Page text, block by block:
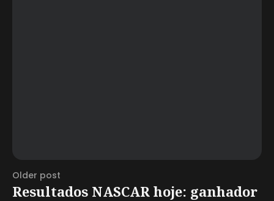
Older post
Resultados NASCAR hoje: ganhador